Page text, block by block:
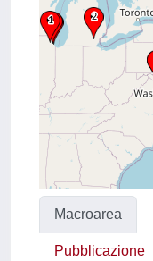
Macroarea
Pubblicazione